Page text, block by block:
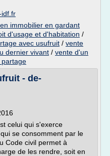
idf.fr
immobilier en gardant
d'usage et d'habitation /
avec usufruit / vente
dernier vivant / vente d'un
partage
- de-
celui qui s'exerce
se consomment par le
Code civil permet à
de les rendre, soit en